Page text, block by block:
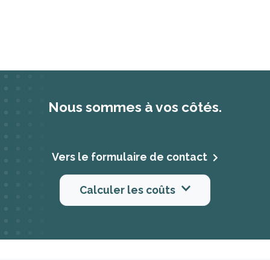
Nous sommes à vos côtés.
Vers le formulaire de contact
Calculer les coûts